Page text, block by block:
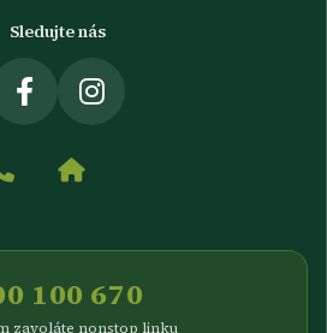
Sledujte nás
100 670
zavoláte nonstop linku